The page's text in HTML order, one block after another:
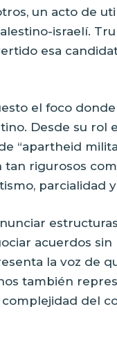
un acto de
israelí.
esa
el foco
Desde su rol
“apartheid
rigurosos
parcialidad
acuerdos
la voz de
también
del